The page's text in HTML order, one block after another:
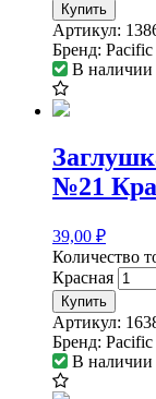
Купить
Артикул:
Бренд: Pacific
В наличии
№21
39,00 ₽
Количество
Красная
Купить
Артикул:
Бренд: Pacific
В наличии